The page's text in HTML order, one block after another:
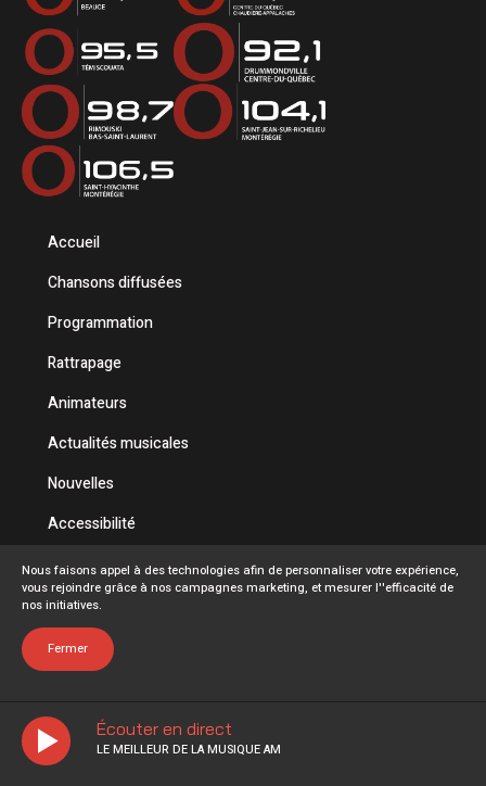
Écouter en direct
LE MEILLEUR DE LA MUSIQUE AM
Accueil
Chansons diffusées
Programmation
Rattrapage
Animateurs
Actualités musicales
Nouvelles
Accessibilité
Politique de confidentialité
Conditions d'utilisation
FAQ
Nous faisons appel à des technologies afin de personnaliser votre expérience,
vous rejoindre grâce à nos campagnes marketing, et mesurer l''efficacité de
nos initiatives.
Fermer